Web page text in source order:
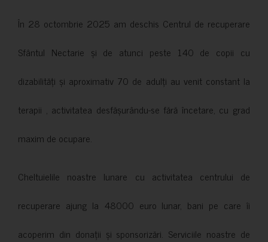
În 28 octombrie 2025 am deschis Centrul de recuperare
Sfântul Nectarie și de atunci peste 140 de copii cu
dizabilități și aproximativ 70 de adulți au venit constant la
terapii , activitatea desfășurându-se fără încetare, cu grad
maxim de ocupare.
Cheltuielile noastre lunare cu activitatea centrului de
recuperare ajung la 48000 euro lunar, bani pe care îi
acoperim din donații și sponsorizări. Serviciile noastre de